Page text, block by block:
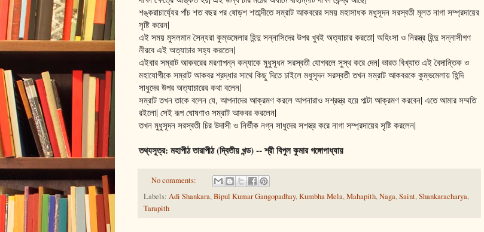
শঙ্করাচার্য্যের পাঁচ শত বছর পর ষোড়শ শতাব্দীতে সম্রাট আকবরের সময় মহাসাধক মধুসূদন সরস্বতী মূলত নাগা সম্প্রদায়ের
সৃষ্টি করেন|
এই সময় মুসলমান সৈন্যরা কুম্ভমেলার হিন্দু সন্নাসিদের উপর খুবই অত্যাচার করতো| অহিংসা ও নিরস্ত্র হিন্দু সন্নাসীগণ
নীরবে এই অত্যাচার সহ্য করতেন|
এইবার সম্রাট আকবরের মরণাপন্ন কন্যাকে মুধুসূধন সরস্বতী যোগবলে সুস্থ করে দেন| ভারত বিখ্যাত এই বৈদান্তিক ও
মহাযোগীকে সম্রাট আকবর শ্রদ্ধার সাথে কিছু দিতে চাইলে মধুসূদন সরস্বতী তখন সম্রাট আকবরকে কুম্ভমেলায় হিন্দি
সাধুদের উপর অত্যাচারের কথা বলেন|
সম্রাট তখন তাকে বলেন যে, আপনাদের আক্রমণ করলে আপনারাও সশ্রস্ত্র হয়ে পাল্টা আক্রমণ করবেন| এতে আমার সম্মতি
রইলো| সেই রূপ ঘোষণাও সম্রাট আকবর করলেন|
তখন মুধুসূদন সরস্বতী চির উদাসী ও নির্ভীক নগ্ন সাধুদের সশস্ত্র করে নাগা সম্প্রদায়ের সৃষ্টি করলেন|
তথ্যসূত্র: মহাপীঠ তারাপীঠ (দ্বিতীয় খন্ড) -- শ্রী বিপুল কুমার গঙ্গোপাধ্যায়
No comments:
Labels: Adi Shankara,Bipul Kumar Gangopadhay,Kumbha Mela,Mahapith,Naga,Saint,Shankaracharya,
Tarapith